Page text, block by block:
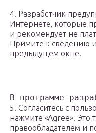
4. Разработчик
Интернете, которые
и рекомендует не
Примите к сведению
предыдущем окне.
В программе
5. Согласитесь с
нажмите «Agree». Это
правообладателем и